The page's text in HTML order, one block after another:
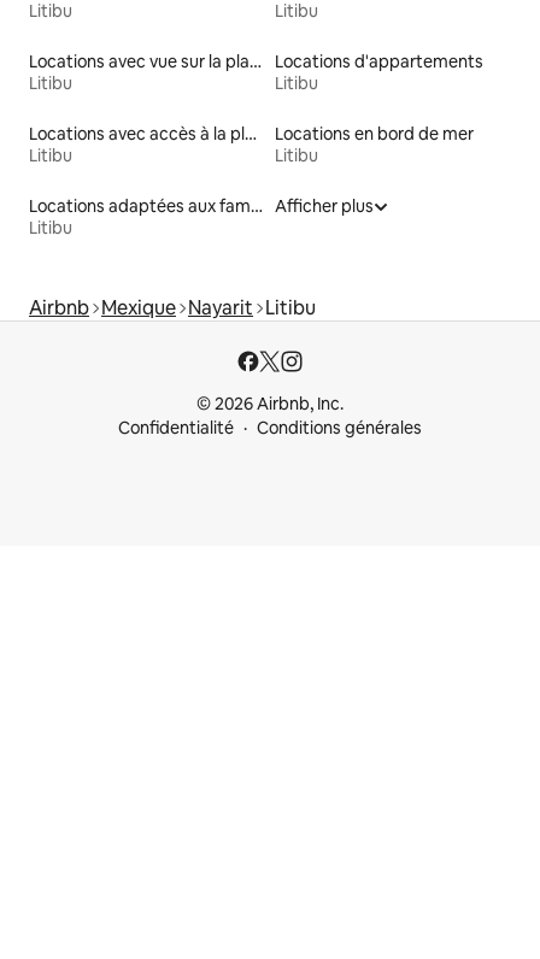
Litibu Litibu
Locations avec vue sur la plage
Litibu
Locations d'appartements
Litibu
Locations avec accès à la plage
Litibu
Locations en bord de mer
Litibu
Locations adaptées aux familles
Litibu
Afficher plus
Airbnb Mexique Nayarit Litibu
© 2026 Airbnb, Inc.
Confidentialité
Conditions générales